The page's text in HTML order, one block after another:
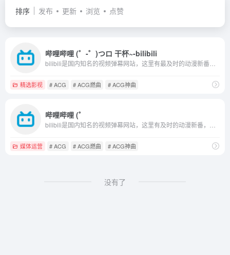
排序 发布 更新 浏览 点赞
哔哩哔哩 (゜-゜)つロ 干杯~-bilibili
精选影视 # ACG # ACG燃曲 # ACG神曲
哔哩哔哩 (゜
媒体运营 # ACG # ACG燃曲 # ACG神曲
没有了